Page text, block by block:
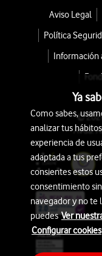
Aviso Legal
Política
Información
©
Avda.
Ya
Como sabes,
analizar tus
experiencia de
adaptada a tus
consientes estos
consentimiento
navegador y no te
puedesVer
Configurar cookies